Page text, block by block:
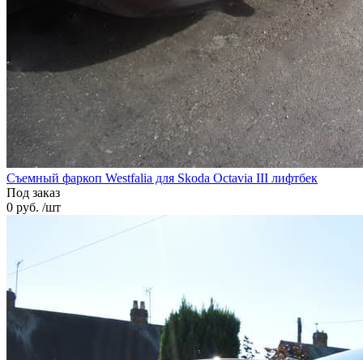
Cъемный фаркоп Westfalia для Skoda Octavia III лифтбек
Под заказ
0 руб. /шт